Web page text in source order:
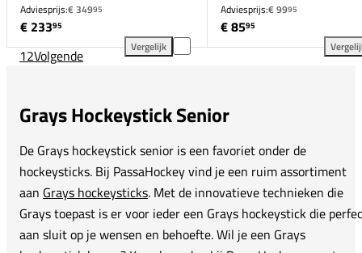
Adviesprijs:€ 34995
€ 23395
Vergelijk
Grays AC900 Probow-S toevoegen aan vergelijking
Adviesprijs:€ 9995
€ 8595
12Volgende
Grays Hockeystick Senior
De Grays hockeystick senior is een favoriet onder de
hockeysticks. Bij PassaHockey vind je een ruim assortiment
aan Grays hockeysticks. Met de innovatieve technieken die
Grays toepast is er voor ieder een Grays hockeystick die
aan sluit op je wensen en behoefte. Wil je een Grays